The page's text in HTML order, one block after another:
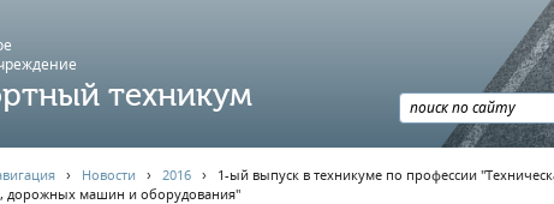
техникум
› Новости › 2016› 1-ый выпуск в техникуме по профессии
дорожных машин и оборудования"